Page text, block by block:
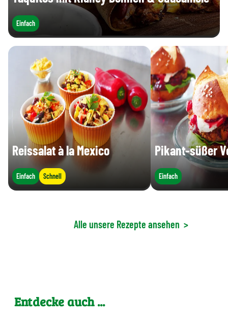
Einfach
Reissalat à la Mexico
Einfach Schnell
Pikant-süßer
Einfach
Alle unsere Rezepte ansehen >
Entdecke auch ...